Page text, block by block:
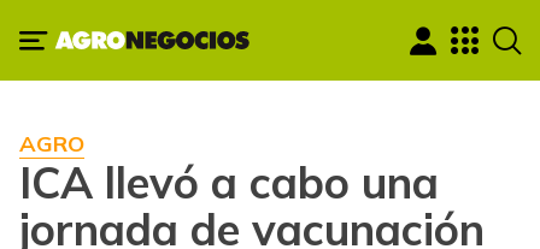
AGRO
ICA llevó a cabo una
jornada de vacunación